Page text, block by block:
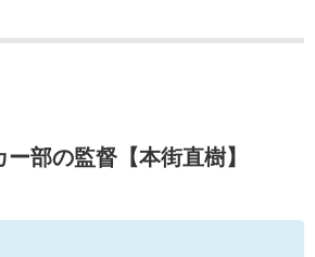
部の監督【本街直樹】